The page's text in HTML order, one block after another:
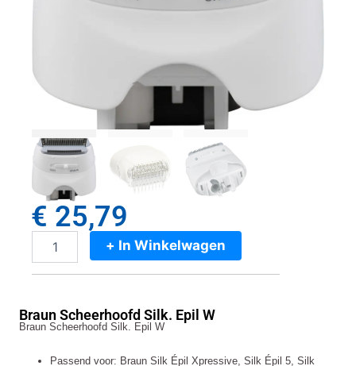
€ 25,79
Braun
W
aantal
+ In Winkelwagen
Braun Scheerhoofd Silk. Epil W
Braun Scheerhoofd Silk. Epil W
Passend voor: Braun Silk Épil Xpressive, Silk Épil 5, Silk